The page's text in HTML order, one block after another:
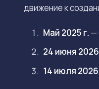
движение к
Май 2025 г. —
24 июня 2026
14 июля 2026